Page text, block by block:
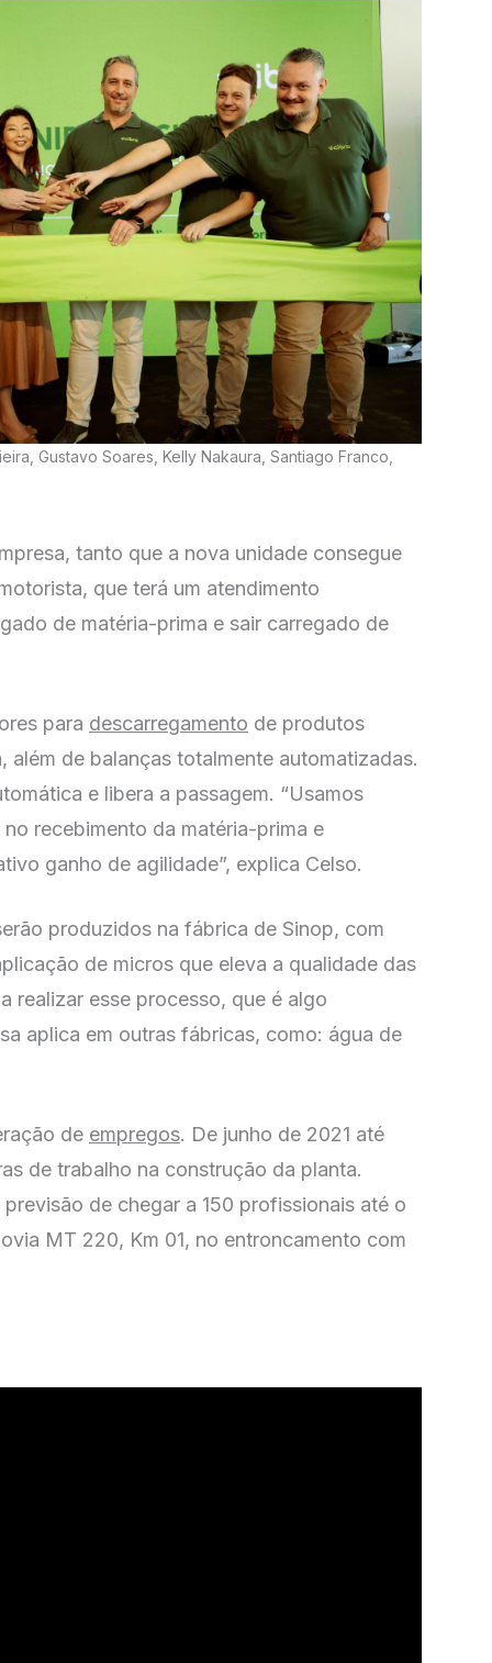
Gustavo Soares, Kelly Nakaura, Santiago Franco,
tanto que a nova unidade consegue
que terá um atendimento
de matéria-prima e sair carregado de
para descarregamento de produtos
de balanças totalmente automatizadas.
e libera a passagem. “Usamos
recebimento da matéria-prima e
ganho de agilidade”, explica Celso.
produzidos na fábrica de Sinop, com
de micros que eleva a qualidade das
realizar esse processo, que é algo
aplica em outras fábricas, como: água de
de empregos. De junho de 2021 até
de trabalho na construção da planta.
de chegar a 150 profissionais até o
MT 220, Km 01, no entroncamento com